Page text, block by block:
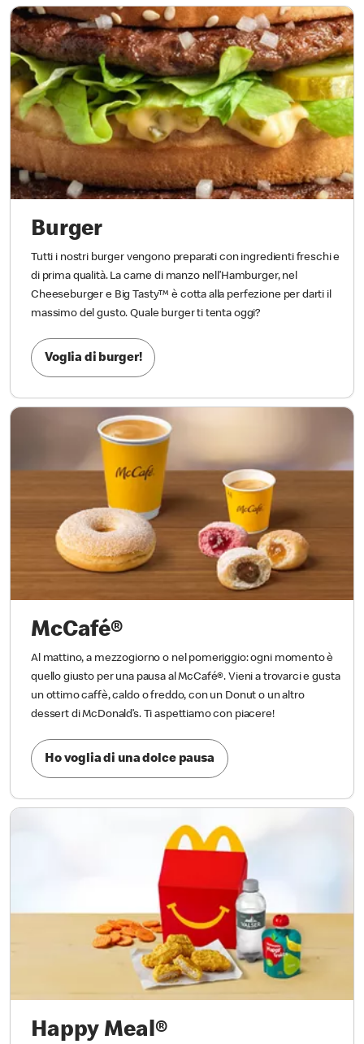
Burger
Tutti i nostri burger vengono preparati con ingredienti freschi e
di prima qualità. La carne di manzo nell’Hamburger, nel
Cheeseburger e Big Tasty™ è cotta alla perfezione per darti il
massimo del gusto. Quale burger ti tenta oggi?
Voglia di burger!
McCafé®
Al mattino, a mezzogiorno o nel pomeriggio: ogni momento è
quello giusto per una pausa al McCafé®. Vieni a trovarci e gusta
un ottimo caffè, caldo o freddo, con un Donut o un altro
dessert di McDonald’s. Ti aspettiamo con piacere!
Ho voglia di una dolce pausa
Happy Meal®